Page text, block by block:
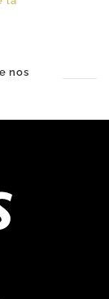
nos